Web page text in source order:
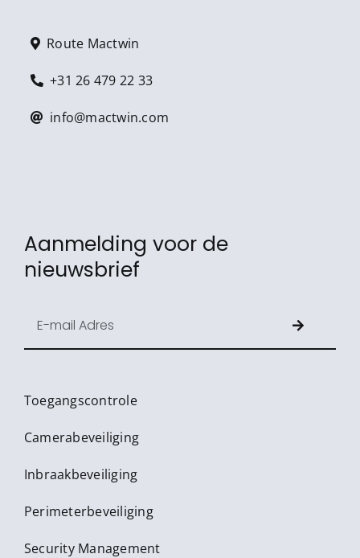
Route Mactwin
+31 26 479 22 33
info@mactwin.com
Aanmelding voor de
nieuwsbrief
Toegangscontrole
Camerabeveiliging
Inbraakbeveiliging
Perimeterbeveiliging
Security Management